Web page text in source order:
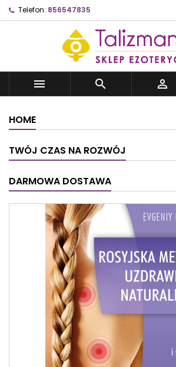
Telefon: 856547835
  
HOME
TWÓJ CZAS NA ROZWÓJ
DARMOWA DOSTAWA